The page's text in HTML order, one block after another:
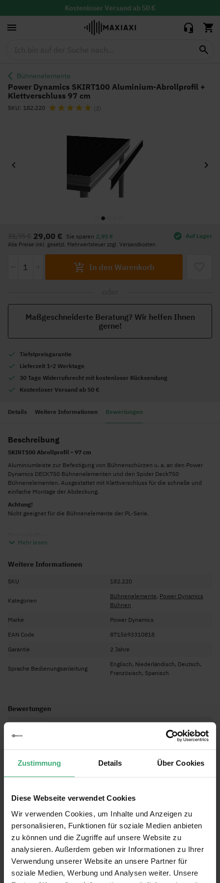
Zustimmung Details Über Cookies
Diese Webseite verwendet Cookies
Wir verwenden Cookies, um Inhalte und Anzeigen zu
personalisieren, Funktionen für soziale Medien anbieten
zu können und die Zugriffe auf unsere Website zu
analysieren. Außerdem geben wir Informationen zu Ihrer
Verwendung unserer Website an unsere Partner für
soziale Medien, Werbung und Analysen weiter. Unsere
Kostenloser Versand ab 50 €
30 Tage Widerrufsrecht mit
Tiefstpreisgarantie
Bühnenelemente
Aluminium-
Abrollprofil +
Klettverschluss
31,95 €
Power Dynamics SKIRT100 Aluminium-Abrollprofil +
Klettverschluss 97 cm
SKU 182.220 Bewertung: (2)
29,00 €
31,95 € Sie sparen 2,95 €
Alle Preise inkl. gesetzl. Mehrwertsteuer zzgl. Versandkosten.
In den Warenkorb
Auf Lager
Maßgeschneiderte Beratung? Wir helfen Ihnen
gerne!
Tiefstpreisgarantie
Lieferzeit 1-2 Werktage
30 Tage Widerrufsrecht mit kostenloser Rücksendung
Kostenloser Versand ab 50 €
Bildgalerie
der
Bildgalerie
Details Weitere Informationen Bewertungen
Beschreibung
SKIRT100 Abrollprofil - 97 cm
Aluminiumleiste zur Befestigung von Bühnenschürzen u. a. an den Power
Dynamics DECK750 Bühnenelementen und den Spider Deck750
Bühnenelementen. Ausgestattet mit Klettverschluss für die schnelle und
einfache Montage der Abdeckung.
Achtung!
Nicht geeignet für die Bühnenelemente der PL-Serie.
Gewicht: 0,8 kg
Ausgestattet mit Klettverschluss
Mehr lesen
Weitere Informationen
SKU 182.220
Kategorien
Bühnenelemente, Power Dynamics
Bühnen
Marke
Power Dynamics
EAN Code
8715693310818
Garantie
2 Jahre
Sprache Bedienungsanleitung
Englisch, Niederländisch, Deutsch,
Französisch, Spanisch
Bewertungen
(2)
Bewertung schreiben
100%
Bewertung vonGerard Laksam21.02.24
Einfach und effektiv zu installieren
Geschrieben für
Abrollprofil + Klettverschluss 97 cm
Super praktisch und straffe Afroprofile